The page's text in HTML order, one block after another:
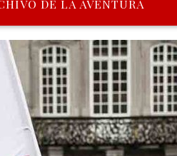
DE LA AVENTURA